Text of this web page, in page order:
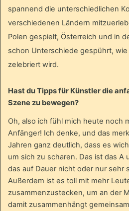
spannend die unterschiedlichen
verschiedenen Ländern
Polen gespielt, Österreich und in
schon Unterschiede gespührt,
zelebriert wird.
Hast du Tipps für Künstler die
Szene zu bewegen?
Oh, also ich fühl mich heute noch
Anfänger! Ich denke, und das
Jahren ganz deutlich, dass es
um sich zu scharen. Das ist das A
das auf Dauer nicht oder nur sehr
Außerdem ist es toll mit mehr
zusammenzustecken, um an der
damit zusammenhängt